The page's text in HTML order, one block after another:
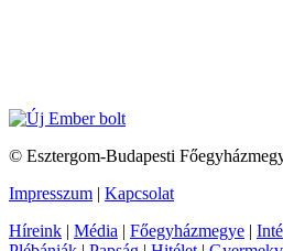
© Esztergom-Budapesti
Impresszum | Kapcsolat
Híreink | Média | Főegyházmegye |